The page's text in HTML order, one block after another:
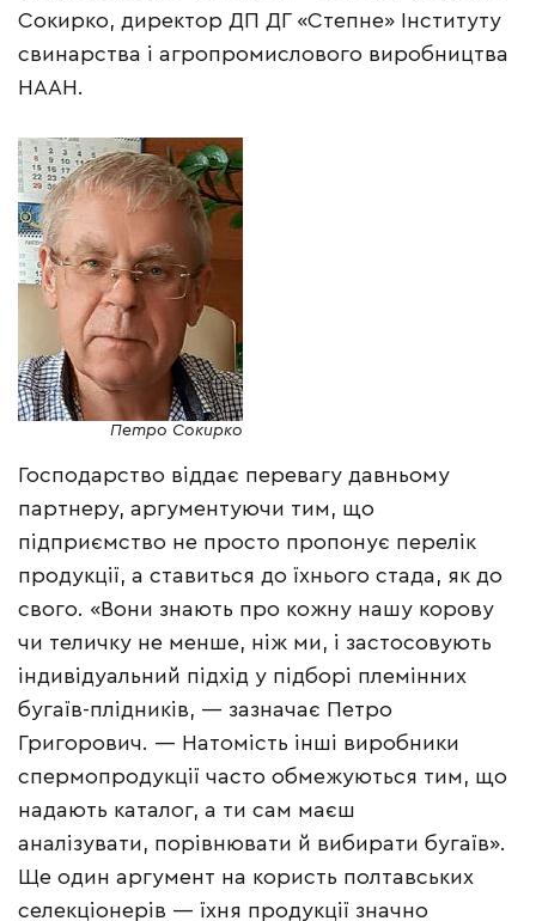
Сокирко, директор ДП ДГ «Степне» Інституту
свинарства і агропромислового виробництва
НААН.
Петро Сокирко
Господарство віддає перевагу давньому
партнеру, аргументуючи тим, що
підприємство не просто пропонує перелік
продукції, а ставиться до їхнього стада, як до
свого. «Вони знають про кожну нашу корову
чи теличку не менше, ніж ми, і застосовують
індивідуальний підхід у підборі племінних
бугаїв-плідників, — зазначає Петро
Григорович. — Натомість інші виробники
спермопродукції часто обмежуються тим, що
надають каталог, а ти сам маєш
аналізувати, порівнювати й вибирати бугаїв».
Ще один аргумент на користь полтавських
селекціонерів — їхня продукції значно